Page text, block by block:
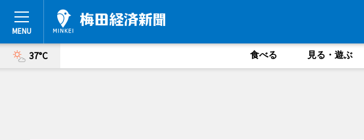
37°C 食べる 見る・遊ぶ